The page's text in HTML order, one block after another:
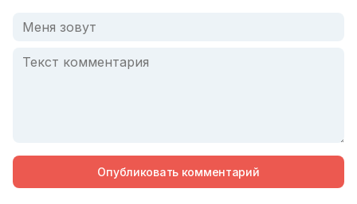
Опубликовать комментарий